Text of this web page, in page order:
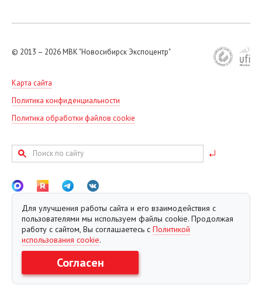
Ноябрь
Декабрь
Для улучшения работы сайта и его взаимодействия с
пользователями мы используем файлы cookie. Продолжая
работу с сайтом, Вы соглашаетесь с Политикой
использования cookie.
Согласен
© 2013 – 2026МВК "Новосибирск Экспоцентр"
Карта сайта
Политика конфиденциальности
Политика обработки файлов cookie
Создание сайта Евростудио